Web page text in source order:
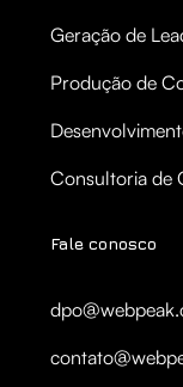
Geração de
Produção de
Consultoria de
Fale conosco